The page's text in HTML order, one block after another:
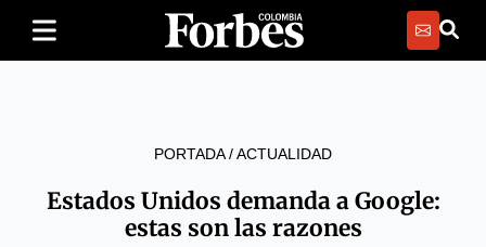
PORTADA/ACTUALIDAD
Estados Unidos demanda a Google:
estas son las razones